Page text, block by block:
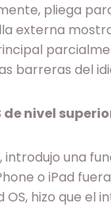
pliega
externa
barreras del
nivel
introdujo una
o iPad
OS, hizo que